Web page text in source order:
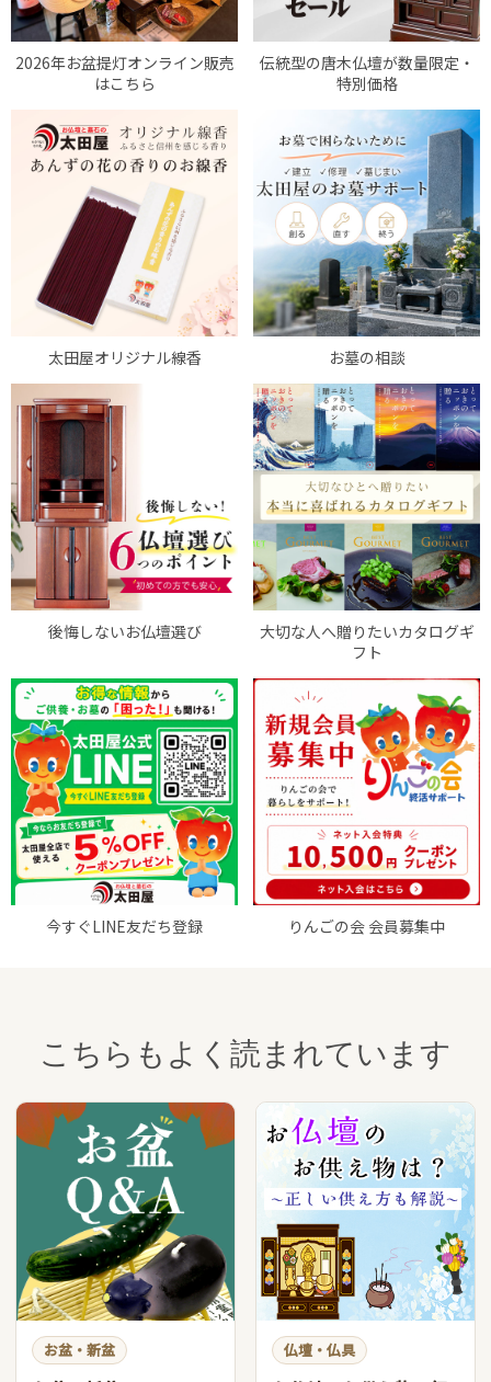
2026年お盆提灯オンライン販売
はこちら
伝統型の唐木仏壇が数量限定・
特別価格
太田屋オリジナル線香 お墓の相談
後悔しないお仏壇選び
大切な人へ贈りたいカタログギ
フト
今すぐLINE友だち登録 りんごの会 会員募集中
こちらもよく読まれています
お盆・新盆 仏壇・仏具